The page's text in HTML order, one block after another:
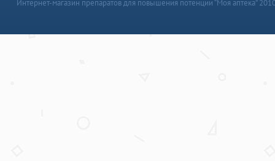
Интернет-магазин препаратов для повышения потенции “Моя аптека”